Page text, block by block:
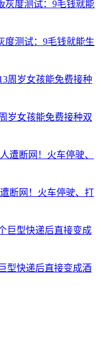
度测试：9毛钱就能生
岁女孩能免费接种双
断网！火车停驶、打
型快递后直接变成酒